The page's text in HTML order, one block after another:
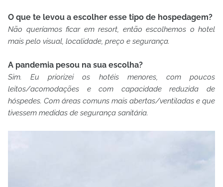
O que te levou a escolher esse tipo de hospedagem?
Não queríamos ficar em resort, então escolhemos o hotel
mais pelo visual, localidade, preço e segurança.
A pandemia pesou na sua escolha?
Sim. Eu priorizei os hotéis menores, com poucos
leitos/acomodações e com capacidade reduzida de
hóspedes. Com áreas comuns mais abertas/ventiladas e que
tivessem medidas de segurança sanitária.